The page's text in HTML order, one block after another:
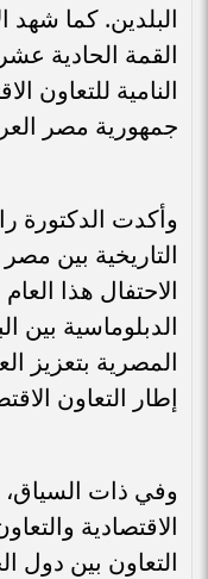
البلدين. كما
القمة الحادية
النامية للتعاون
جمهورية مصر
وأكدت الدكتورة
التاريخية بين
الدبلوماسية بين
المصرية بتعزيز
إطار التعاون
وفي ذات السياق،
الاقتصادية
التعاون بين دول